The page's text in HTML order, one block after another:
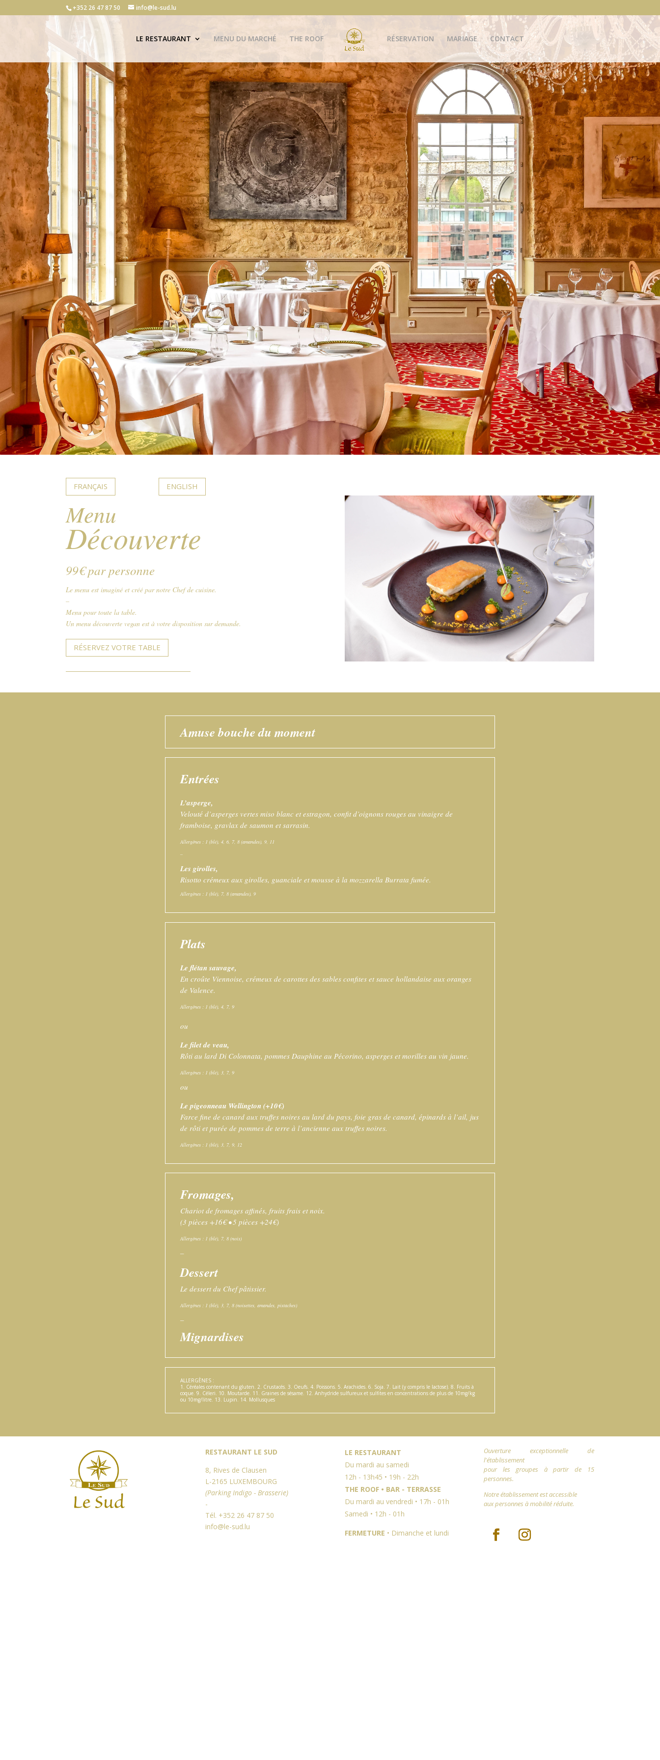
+352 26 47 87 50 info@le-sud.lu
LE RESTAURANT MENU DU MARCHÉ THE ROOF RÉSERVATION MARIAGE CONTACT
FRANÇAIS ENGLISH
Menu
Découverte
99€ par personne
Le menu est imaginé et créé par notre Chef de cuisine.
–
Menu pour toute la table.
Un menu découverte vegan est à votre disposition sur demande.
RÉSERVEZ VOTRE TABLE
Amuse bouche du moment
Entrées
L’asperge,
Velouté d’asperges vertes miso blanc et estragon, confit d’oignons rouges au vinaigre de
framboise, gravlax de saumon et sarrasin.
Allergènes : 1 (blé), 4, 6, 7, 8 (amandes), 9, 11
–
Les girolles,
Risotto crémeux aux girolles, guanciale et mousse à la mozzarella Burrata fumée.
Allergènes : 1 (blé), 7, 8 (amandes), 9
Plats
Le flétan sauvage,
En croûte Viennoise, crémeux de carottes des sables confites et sauce hollandaise aux oranges
de Valence.
Allergènes : 1 (blé), 4, 7, 9
ou
Le filet de veau,
Rôti au lard Di Colonnata, pommes Dauphine au Pécorino, asperges et morilles au vin jaune.
Allergènes : 1 (blé), 3, 7, 9
ou
Le pigeonneau Wellington (+10€)
Farce fine de canard aux truffes noires au lard du pays, foie gras de canard, épinards à l’ail, jus
de rôti et purée de pommes de terre à l’ancienne aux truffes noires.
Allergènes : 1 (blé), 3, 7, 9, 12
Fromages,
Chariot de fromages affinés, fruits frais et noix.
(3 pièces +16€ • 5 pièces +24€)
Allergènes : 1 (blé), 7, 8 (noix)
–
Dessert
Le dessert du Chef pâtissier.
Allergènes : 1 (blé), 3, 7, 8 (noisettes, amandes, pistaches)
–
Mignardises
ALLERGÈNES :
1. Céréales contenant du gluten. 2. Crustacés. 3. Oeufs. 4. Poissons. 5. Arachides. 6. Soja. 7. Lait (y compris le lactose). 8. Fruits à
coque. 9. Céleri. 10. Moutarde. 11. Graines de sésame. 12. Anhydride sulfureux et sulfites en concentrations de plus de 10mg/kg
ou 10mg/litre. 13. Lupin. 14. Mollusques
RESTAURANT LE SUD
8, Rives de Clausen
L-2165 LUXEMBOURG
(Parking Indigo - Brasserie)
-
Tél. +352 26 47 87 50
info@le-sud.lu
LE RESTAURANT
Du mardi au samedi
12h - 13h45 • 19h - 22h
THE ROOF • BAR - TERRASSE
Du mardi au vendredi • 17h - 01h
Samedi • 12h - 01h
FERMETURE • Dimanche et lundi
Ouverture exceptionnelle de
l'établissement
pour les groupes à partir de 15
personnes.
Notre établissement est accessible
aux personnes à mobilité réduite.